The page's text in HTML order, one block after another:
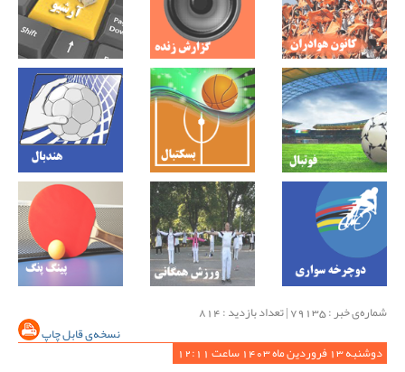
شماره‌ی خبر : ‌79135 | تعداد بازدید : 814
نسخه‌ی قابل چاپ
دوشنبه 13 فروردین ماه 1403 ساعت 12:11